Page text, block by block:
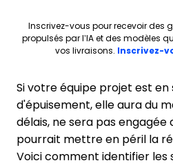
Inscrivez-vous pour recevoir des
propulsés par l’IA et des modèles
vos livraisons. Inscrivez-
Si votre équipe projet est en
d'épuisement, elle aura du
délais, ne sera pas engagée
pourrait mettre en péril la
Voici comment identifier les